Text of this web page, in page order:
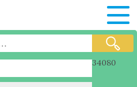
34080